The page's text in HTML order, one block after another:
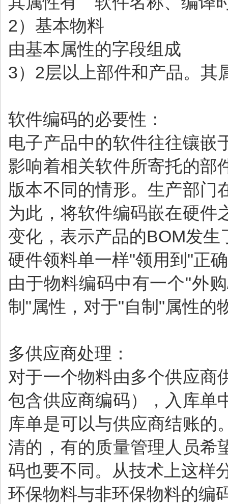
2）基本物料
由基本属性的字段组成
3）2层以上部件和产品。其
软件编码的必要性：
电子产品中的软件往往镶嵌
影响着相关软件所寄托的部
版本不同的情形。生产部门
为此，将软件编码嵌在硬件
变化，表示产品的BOM发
硬件领料单一样"领用到"正
由于物料编码中有一个"外
制"属性，对于"自制"属性的
多供应商处理：
对于一个物料由多个供应商
包含供应商编码），入库单
库单是可以与供应商结账的
清的，有的质量管理人员希
码也要不同。从技术上这样
环保物料与非环保物料的编